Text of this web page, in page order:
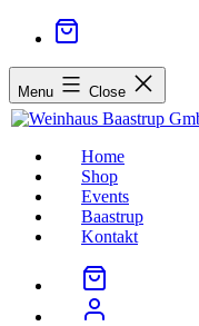
Menu Close
Home
Shop
Events
Baastrup
Kontakt